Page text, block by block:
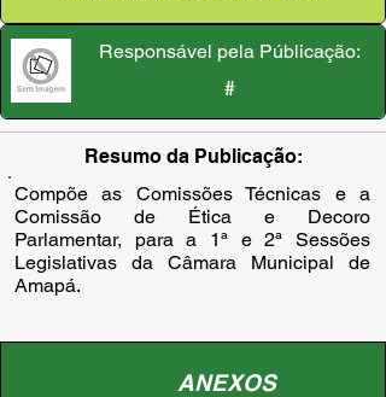
Responsável pela Públicação:
#
Resumo da Publicação:
Compõe as Comissões Técnicas e a
Comissão de Ética e Decoro
Parlamentar, para a 1ª e 2ª Sessões
Legislativas da Câmara Municipal de
Amapá.
ANEXOS